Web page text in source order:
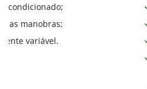
condicionado;
as manobras;
variável.